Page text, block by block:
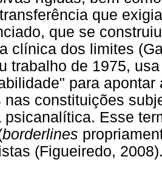
que
que se
clínica dos limites
trabalho de 1975,
para
nas constituições
psicanalítica. Esse
borderlines
(Figueiredo,